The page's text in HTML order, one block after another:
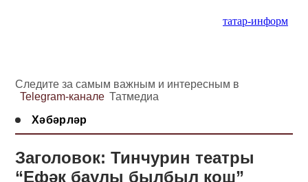
татар-информ
Следите за самым важным и интересным в
Telegram-канале Татмедиа
Хәбәрләр
Заголовок: Тинчурин театры
“Ефәк баулы былбыл кош”